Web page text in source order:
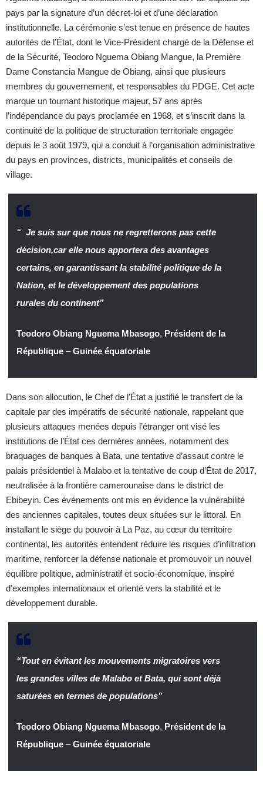
pays par la signature d’un décret-loi et d’une déclaration
institutionnelle. La cérémonie s’est tenue en présence de hautes
autorités de l’État, dont le Vice-Président chargé de la Défense et
de la Sécurité, Teodoro Nguema Obiang Mangue, la Première
Dame Constancia Mangue de Obiang, ainsi que plusieurs
membres du gouvernement, et responsables du PDGE. Cet acte
marque un tournant historique majeur, 57 ans après
l’indépendance du pays proclamée en 1968, et s’inscrit dans la
continuité de la politique de structuration territoriale engagée
depuis le 3 août 1979, qui a conduit à l’organisation administrative
du pays en provinces, districts, municipalités et conseils de
village.
“ Je suis sur que nous ne regretterons pas cette
décision,car elle nous apportera des avantages
certains, en garantissant la stabilité politique de la
Nation, et le développement des populations
rurales du continent”
Teodoro Obiang Nguema Mbasogo, Président de la
République–Guinée équatoriale
Dans son allocution, le Chef de l’État a justifié le transfert de la
capitale par des impératifs de sécurité nationale, rappelant que
plusieurs attaques menées depuis l’étranger ont visé les
institutions de l’État ces dernières années, notamment des
braquages de banques à Bata, une tentative d’assaut contre le
palais présidentiel à Malabo et la tentative de coup d’État de 2017,
neutralisée à la frontière camerounaise dans le district de
Ebibeyin. Ces événements ont mis en évidence la vulnérabilité
des anciennes capitales, toutes deux situées sur le littoral. En
installant le siège du pouvoir à La Paz, au cœur du territoire
continental, les autorités entendent réduire les risques d’infiltration
maritime, renforcer la défense nationale et promouvoir un nouvel
équilibre politique, administratif et socio-économique, inspiré
d’exemples internationaux et orienté vers la stabilité et le
développement durable.
“Tout en évitant les mouvements migratoires vers
les grandes villes de Malabo et Bata, qui sont déjà
saturées en termes de populations”
Teodoro Obiang Nguema Mbasogo, Président de la
République–Guinée équatoriale